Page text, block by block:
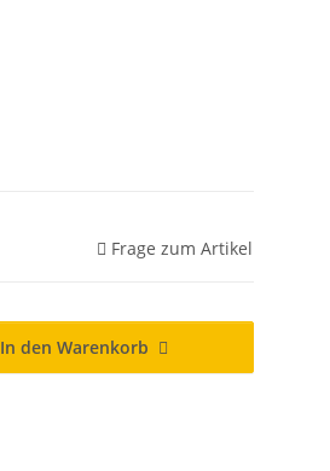
Frage zum Artikel
In den Warenkorb